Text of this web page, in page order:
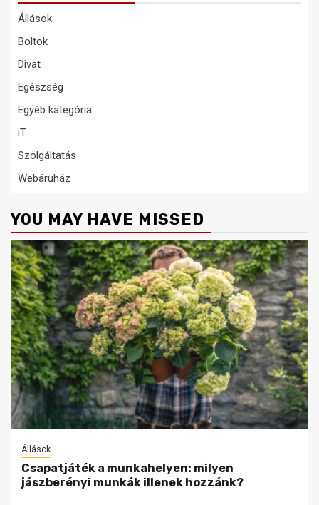
Állások
Boltok
Divat
Egészség
Egyéb kategória
iT
Szolgáltatás
Webáruház
YOU MAY HAVE MISSED
Állások
Csapatjáték a munkahelyen: milyen
jászberényi munkák illenek hozzánk?